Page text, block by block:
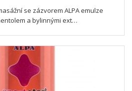
se zázvorem ALPA emulze
a bylinnými ext…